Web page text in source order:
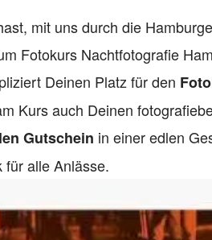
mit uns durch die
Fotokurs Nachtfotografie
Deinen Platz für den
Kurs auch Deinen
Gutschein in einer edlen
für alle Anlässe.